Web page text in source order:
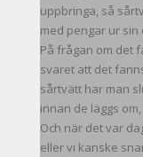
uppbringa, så
med pengar ur
På frågan om det
svaret att det
sårtvätt har man
innan de läggs
Och när det var
eller vi kanske